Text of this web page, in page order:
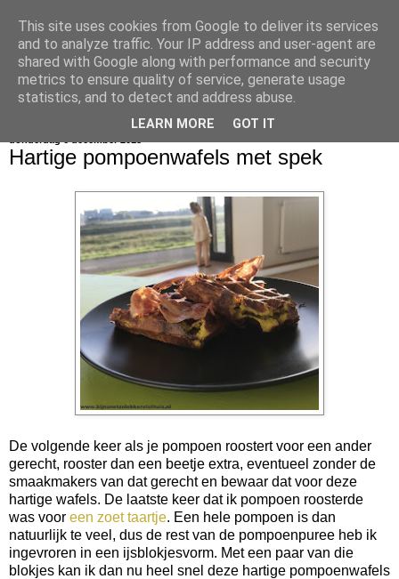
bijna net zo lekker als thuis
Hartige pompoenwafels met spek
De volgende keer als je pompoen roostert voor een ander
gerecht, rooster dan een beetje extra, eventueel zonder de
smaakmakers van dat gerecht en bewaar dat voor deze
hartige wafels. De laatste keer dat ik pompoen roosterde
was voor een zoet taartje. Een hele pompoen is dan
natuurlijk te veel, dus de rest van de pompoenpuree heb ik
ingevroren in een ijsblokjesvorm. Met een paar van die
blokjes kan ik dan nu heel snel deze hartige pompoenwafels
This site uses cookies from Google to deliver its services
and to analyze traffic. Your IP address and user-agent are
shared with Google along with performance and security
metrics to ensure quality of service, generate usage
statistics, and to detect and address abuse.
LEARN MORE GOT IT